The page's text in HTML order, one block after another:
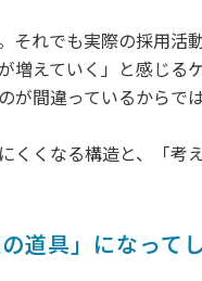
それでも実際の採用活
えていく」と感じる
が間違っているからで
くくなる構造と、「考
道具」になって